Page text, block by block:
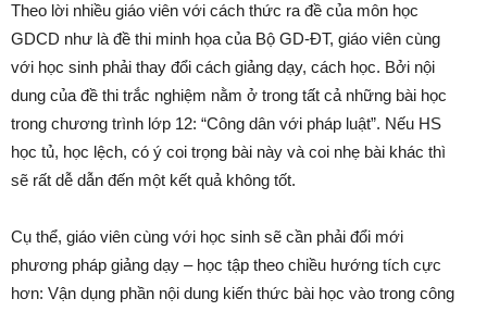
Theo lời nhiều giáo viên với cách thức ra đề của môn học
GDCD như là đề thi minh họa của Bộ GD-ĐT, giáo viên cùng
với học sinh phải thay đổi cách giảng dạy, cách học. Bởi nội
dung của đề thi trắc nghiệm nằm ở trong tất cả những bài học
trong chương trình lớp 12: “Công dân với pháp luật”. Nếu HS
học tủ, học lệch, có ý coi trọng bài này và coi nhẹ bài khác thì
sẽ rất dễ dẫn đến một kết quả không tốt.
Cụ thể, giáo viên cùng với học sinh sẽ cần phải đổi mới
phương pháp giảng dạy – học tập theo chiều hướng tích cực
hơn: Vận dụng phần nội dung kiến thức bài học vào trong công